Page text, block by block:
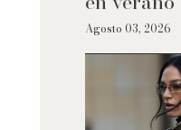
Agosto 03, 2026